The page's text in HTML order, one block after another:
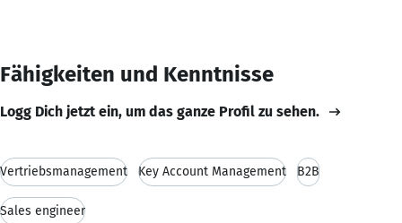
Fähigkeiten und Kenntnisse
Logg Dich jetzt ein, um das ganze Profil zu sehen.
Vertriebsmanagement Key Account Management B2B
Sales engineer